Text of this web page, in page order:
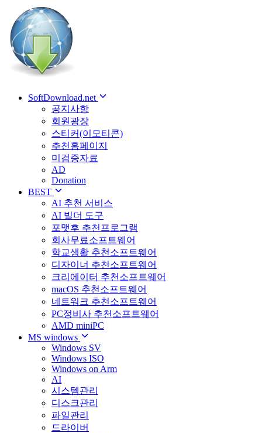
SoftDownload.net
공지사항
회원광장
스티커(이모티콘)
추천홈페이지
미검증자료
AD
Donation
BEST
AI 추천 서비스
AI 빌더 도구
포맷후 추천프로그램
회사무료소프트웨어
학교생활 추천소프트웨어
디자이너 추천소프트웨어
크리에이터 추천소프트웨어
macOS 추천소프트웨어
네트워크 추천소프트웨어
PC정비사 추천소프트웨어
AMD miniPC
MS windows
Windows SV
Windows ISO
Windows on Arm
AI
시스템관리
디스크관리
파일관리
드라이버